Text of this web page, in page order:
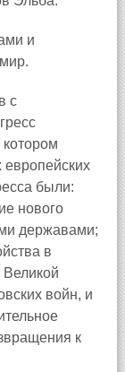
и
с
европейских
были:
нового
державами;
в
войн, и
к